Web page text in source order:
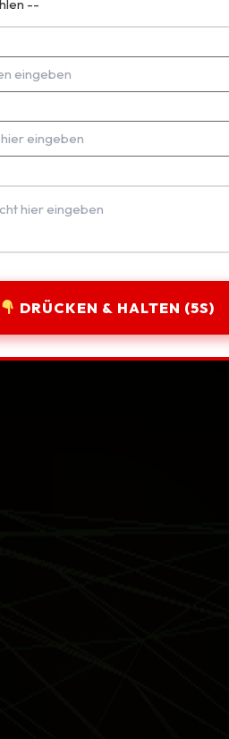
DRÜCKEN & HALTEN (5S)